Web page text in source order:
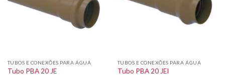
TUBOS E CONEXÕES PARA ÁGUA
Tubo PBA 20 JE
TUBOS E CONEXÕES PARA ÁGUA
Tubo PBA 20 JEI